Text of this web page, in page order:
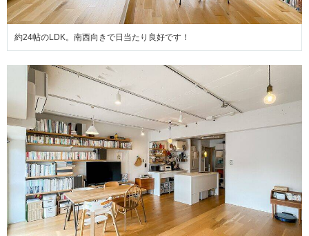
約24帖のLDK。南西向きで日当たり良好です！